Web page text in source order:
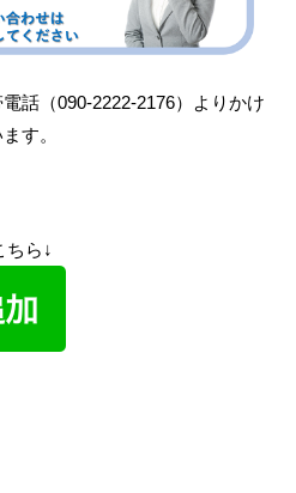
話（090-2222-2176）よりかけ
す。
ちら↓